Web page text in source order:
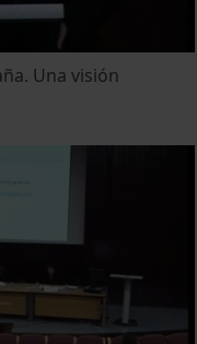
Una visión